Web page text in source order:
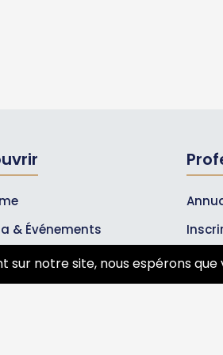
& Événements
un événement
nous ?
Les
sur notre site, nous espérons